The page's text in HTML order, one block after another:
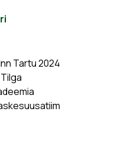
Tartu 2024